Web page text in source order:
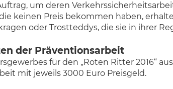
um deren
keinen Preis bekommen haben,
oder Trostteddys, die sie in ihrer
der Präventionsarbeit
für den „Roten Ritter 2016“
mit jeweils 3000 Euro Preisgeld.